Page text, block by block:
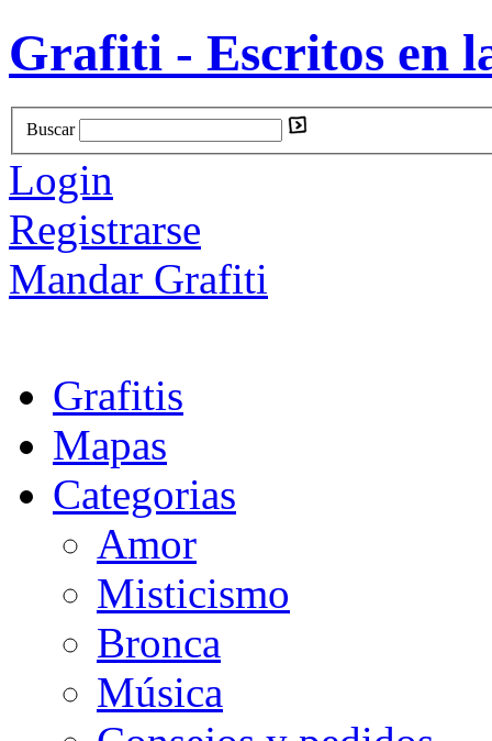
Grafiti - Escritos en
Buscar
Login
Registrarse
Mandar Grafiti
Grafitis
Mapas
Categorias
Amor
Misticismo
Bronca
Música